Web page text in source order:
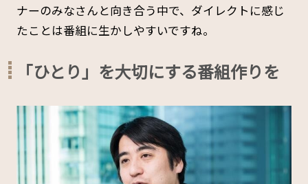
ナーのみなさんと向き合う中で、ダイレクトに感じ
たことは番組に生かしやすいですね。
「ひとり」を大切にする番組作りを